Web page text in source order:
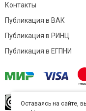
Контакты
Публикация в ВАК
Публикация в РИНЦ
Публикация в ЕГПНИ
Оставаясь на сайте,